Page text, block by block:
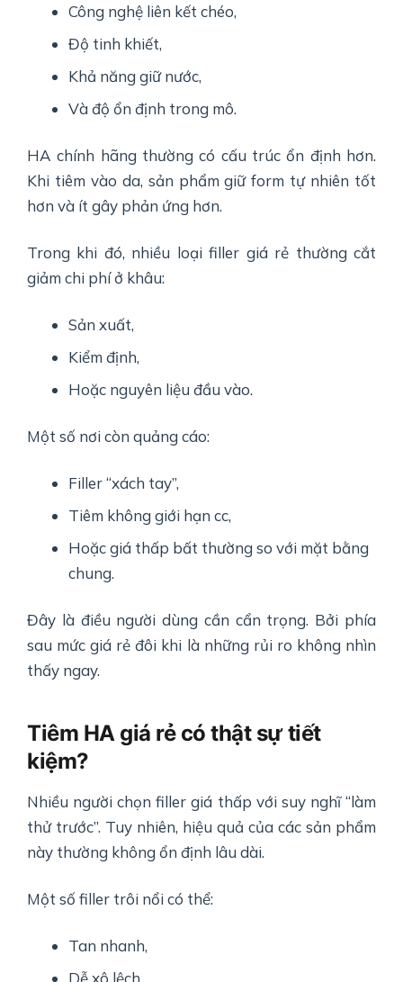
Công nghệ liên kết chéo,
Độ tinh khiết,
Khả năng giữ nước,
Và độ ổn định trong mô.
HA chính hãng thường có cấu trúc ổn định hơn.
Khi tiêm vào da, sản phẩm giữ form tự nhiên tốt
hơn và ít gây phản ứng hơn.
Trong khi đó, nhiều loại filler giá rẻ thường cắt
giảm chi phí ở khâu:
Sản xuất,
Kiểm định,
Hoặc nguyên liệu đầu vào.
Một số nơi còn quảng cáo:
Filler “xách tay”,
Tiêm không giới hạn cc,
Hoặc giá thấp bất thường so với mặt bằng
chung.
Đây là điều người dùng cần cẩn trọng. Bởi phía
sau mức giá rẻ đôi khi là những rủi ro không nhìn
thấy ngay.
Tiêm HA giá rẻ có thật sự tiết
kiệm?
Nhiều người chọn filler giá thấp với suy nghĩ “làm
thử trước”. Tuy nhiên, hiệu quả của các sản phẩm
này thường không ổn định lâu dài.
Một số filler trôi nổi có thể:
Tan nhanh,
Dễ xô lệch,